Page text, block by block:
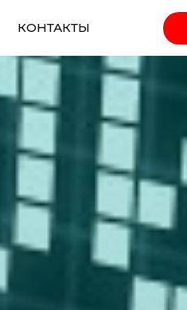
КОНТАКТЫ